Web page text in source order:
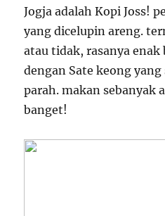
Jogja adalah Kopi Joss!
yang dicelupin areng.
atau tidak, rasanya
dengan Sate keong
parah. makan sebanyak
banget!